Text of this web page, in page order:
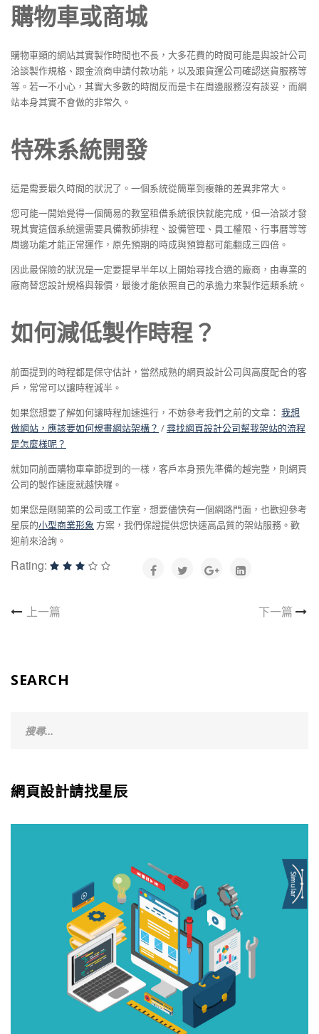
購物車或商城
購物車類的網站其實製作時間也不長，大多花費的時間可能是與設計公司
洽談製作規格、跟金流商申請付款功能，以及跟貨運公司確認送貨服務等
等。若一不小心，其實大多數的時間反而是卡在周邊服務沒有談妥，而網
站本身其實不會做的非常久。
特殊系統開發
這是需要最久時間的狀況了。一個系統從簡單到複雜的差異非常大。
您可能一開始覺得一個簡易的教室租借系統很快就能完成，但一洽談才發
現其實這個系統還需要具備教師排程、設備管理、員工權限、行事曆等等
周邊功能才能正常運作，原先預期的時成與預算都可能翻成三四倍。
因此最保險的狀況是一定要提早半年以上開始尋找合適的廠商，由專業的
廠商替您設計規格與報價，最後才能依照自己的承擔力來製作這類系統。
如何減低製作時程？
前面提到的時程都是保守估計，當然成熟的網頁設計公司與高度配合的客
戶，常常可以讓時程減半。
如果您想要了解如何讓時程加速進行，不妨參考我們之前的文章： 我想
做網站，應該要如何規畫網站架構？ /尋找網頁設計公司幫我架站的流程
是怎麼樣呢？
就如同前面購物車章節提到的一樣，客戶本身預先準備的越完整，則網頁
公司的製作速度就越快囉。
如果您是剛開業的公司或工作室，想要儘快有一個網路門面，也歡迎參考
星辰的小型商業形象 方案，我們保證提供您快速高品質的架站服務。歡
迎前來洽詢。
Rating:
上一篇 下一篇
SEARCH
網頁設計請找星辰